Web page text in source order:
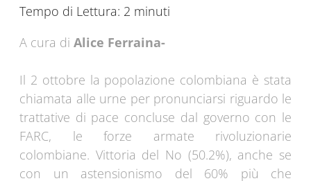
Tempo di Lettura: 2 minuti
A cura di Alice Ferraina-
Il 2 ottobre la popolazione colombiana è stata
chiamata alle urne per pronunciarsi riguardo le
trattative di pace concluse dal governo con le
FARC, le forze armate rivoluzionarie
colombiane. Vittoria del No (50.2%), anche se
con un astensionismo del 60% più che